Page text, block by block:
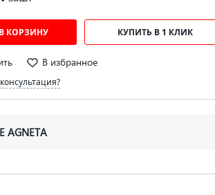
В КОРЗИНУ КУПИТЬ В 1 КЛИК
В избранное